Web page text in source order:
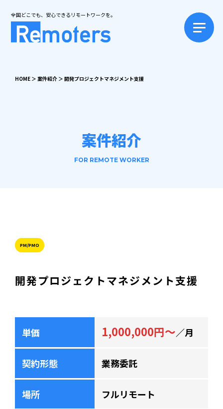
全国どこでも、安心できるリモートワークを。
HOME ＞ 案件紹介 ＞ 開発プロジェクトマネジメント支援
案件紹介
FOR REMOTE WORKER
PM/PMO
開発プロジェクトマネジメント支援
単価 1,000,000円～／月
契約形態 業務委託
場所 フルリモート